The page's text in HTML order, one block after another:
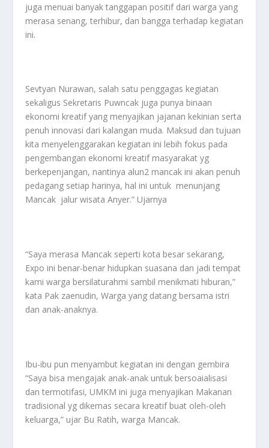
juga menuai banyak tanggapan positif dari warga yang
merasa senang, terhibur, dan bangga terhadap kegiatan
ini.
Sevtyan Nurawan, salah satu penggagas kegiatan
sekaligus Sekretaris Puwncak juga punya binaan
ekonomi kreatif yang menyajikan jajanan kekinian serta
penuh innovasi dari kalangan muda. Maksud dan tujuan
kita menyelenggarakan kegiatan ini lebih fokus pada
pengembangan ekonomi kreatif masyarakat yg
berkepenjangan, nantinya alun2 mancak ini akan penuh
pedagang setiap harinya, hal ini untuk menunjang
Mancak jalur wisata Anyer.” Ujarnya
“Saya merasa Mancak seperti kota besar sekarang,
Expo ini benar-benar hidupkan suasana dan jadi tempat
kami warga bersilaturahmi sambil menikmati hiburan,”
kata Pak zaenudin, Warga yang datang bersama istri
dan anak-anaknya.
Ibu-ibu pun menyambut kegiatan ini dengan gembira
“Saya bisa mengajak anak-anak untuk bersoaialisasi
dan termotifasi, UMKM ini juga menyajikan Makanan
tradisional yg dikemas secara kreatif buat oleh-oleh
keluarga,” ujar Bu Ratih, warga Mancak.